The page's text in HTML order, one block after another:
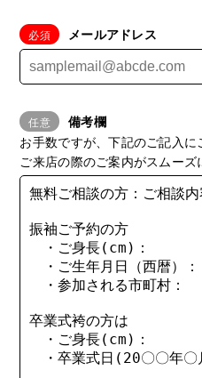
メールアドレス
備考欄
お手数ですが、下記のご記入に
ご来店の際のご案内がスムーズ